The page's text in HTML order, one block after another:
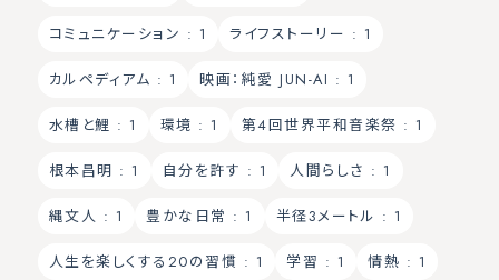
コミュニケーション : 1 ライフストーリー : 1
カルペディアム : 1 映画：純愛 JUN-AI : 1
水槽と鯉 : 1 環境 : 1 第4回世界平和音楽祭 : 1
根本昌明 : 1 自分を許す : 1 人間らしさ : 1
縄文人 : 1 豊かな日常 : 1 半径3メートル : 1
人生を楽しくする20の習慣 : 1 学習 : 1 情熱 : 1